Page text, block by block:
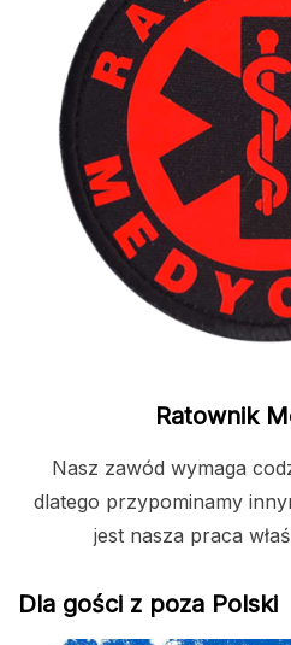
Ratownik
Nasz zawód wymaga
dlatego przypominamy
jest nasza praca
Dla gości z poza Polski